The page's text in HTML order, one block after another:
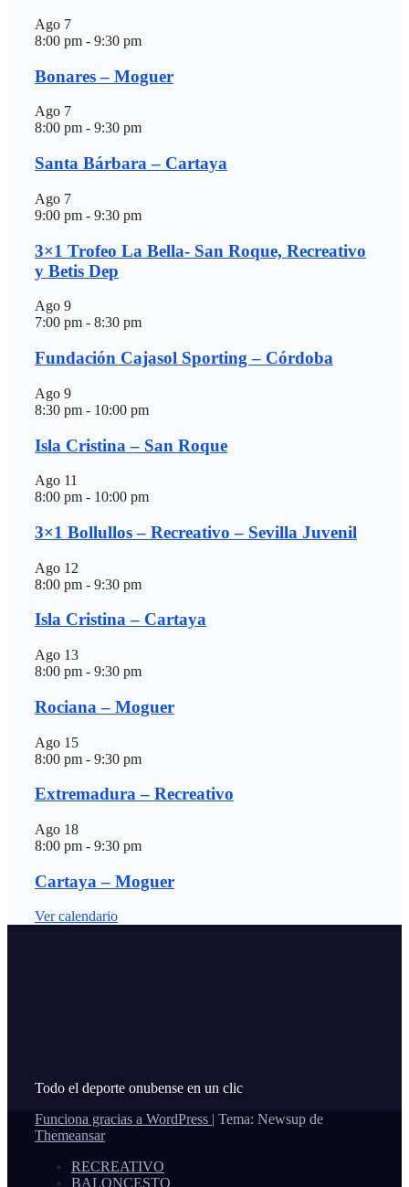
Ago 7
8:00 pm - 9:30 pm
Bonares – Moguer
Ago 7
8:00 pm - 9:30 pm
Santa Bárbara – Cartaya
Ago 7
9:00 pm - 9:30 pm
3×1 Trofeo La Bella- San Roque, Recreativo
y Betis Dep
Ago 9
7:00 pm - 8:30 pm
Fundación Cajasol Sporting – Córdoba
Ago 9
8:30 pm - 10:00 pm
Isla Cristina – San Roque
Ago 11
8:00 pm - 10:00 pm
3×1 Bollullos – Recreativo – Sevilla Juvenil
Ago 12
8:00 pm - 9:30 pm
Isla Cristina – Cartaya
Ago 13
8:00 pm - 9:30 pm
Rociana – Moguer
Ago 15
8:00 pm - 9:30 pm
Extremadura – Recreativo
Ago 18
8:00 pm - 9:30 pm
Cartaya – Moguer
Ver calendario
Todo el deporte onubense en un clic
Funciona gracias a WordPress | Tema: Newsup de
Themeansar
RECREATIVO
BALONCESTO